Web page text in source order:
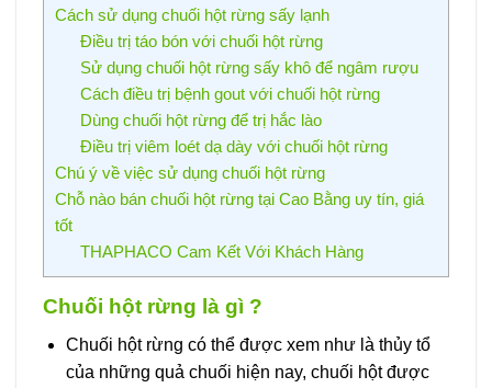
Cách sử dụng chuối hột rừng sấy lạnh
Điều trị táo bón với chuối hột rừng
Sử dụng chuối hột rừng sấy khô để ngâm rượu
Cách điều trị bệnh gout với chuối hột rừng
Dùng chuối hột rừng để trị hắc lào
Điều trị viêm loét dạ dày với chuối hột rừng
Chú ý về việc sử dụng chuối hột rừng
Chỗ nào bán chuối hột rừng tại Cao Bằng uy tín, giá
tốt
THAPHACO Cam Kết Với Khách Hàng
Chuối hột rừng là gì ?
Chuối hột rừng có thể được xem như là thủy tổ
của những quả chuối hiện nay, chuối hột được